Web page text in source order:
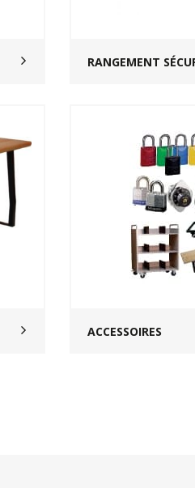
RANGEMENT
ACCESSOIRES